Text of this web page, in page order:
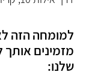
למומחה הזה
מזמינים
שלנו: